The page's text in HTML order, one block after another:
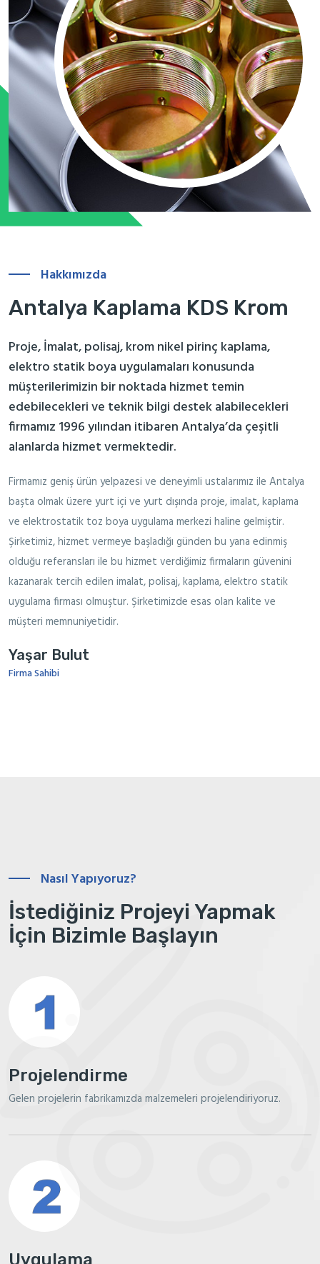
Hakkımızda
Antalya Kaplama KDS Krom
Proje, İmalat, polisaj, krom nikel pirinç kaplama,
elektro statik boya uygulamaları konusunda
müşterilerimizin bir noktada hizmet temin
edebilecekleri ve teknik bilgi destek alabilecekleri
firmamız 1996 yılından itibaren Antalya’da çeşitli
alanlarda hizmet vermektedir.
Firmamız geniş ürün yelpazesi ve deneyimli ustalarımız ile Antalya
başta olmak üzere yurt içi ve yurt dışında proje, imalat, kaplama
ve elektrostatik toz boya uygulama merkezi haline gelmiştir.
Şirketimiz, hizmet vermeye başladığı günden bu yana edinmiş
olduğu referansları ile bu hizmet verdiğimiz firmaların güvenini
kazanarak tercih edilen imalat, polisaj, kaplama, elektro statik
uygulama firması olmuştur. Şirketimizde esas olan kalite ve
müşteri memnuniyetidir.
Yaşar Bulut
Firma Sahibi
Nasıl Yapıyoruz?
İstediğiniz Projeyi Yapmak
İçin Bizimle Başlayın
Projelendirme
Gelen projelerin fabrikamızda malzemeleri projelendiriyoruz.
Uygulama